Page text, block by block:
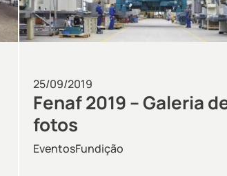
25/09/2019
Fenaf 2019 – Galeria
fotos
EventosFundição